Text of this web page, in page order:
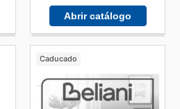
Abrir catálogo
Caducado